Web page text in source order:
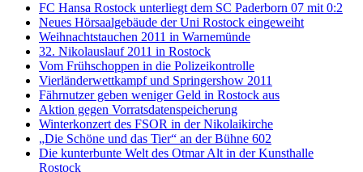
FC Hansa Rostock unterliegt dem SC Paderborn 07 mit 0:2
Neues Hörsaalgebäude der Uni Rostock eingeweiht
Weihnachtstauchen 2011 in Warnemünde
32. Nikolauslauf 2011 in Rostock
Vom Frühschoppen in die Polizeikontrolle
Vierländerwettkampf und Springershow 2011
Fährnutzer geben weniger Geld in Rostock aus
Aktion gegen Vorratsdatenspeicherung
Winterkonzert des FSOR in der Nikolaikirche
„Die Schöne und das Tier“ an der Bühne 602
Die kunterbunte Welt des Otmar Alt in der Kunsthalle
Rostock